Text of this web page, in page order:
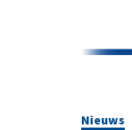
Nieuws